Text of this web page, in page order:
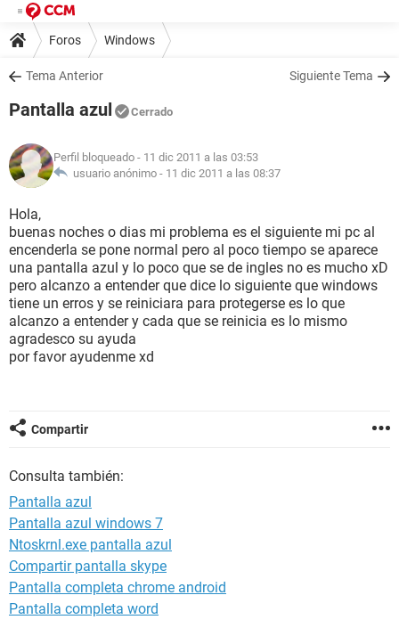
Foros Windows
Tema Anterior Siguiente Tema
Pantalla azul Cerrado
Perfil bloqueado - 11 dic 2011 a las 03:53
usuario anónimo - 11 dic 2011 a las 08:37
Hola,
buenas noches o dias mi problema es el siguiente mi pc al
encenderla se pone normal pero al poco tiempo se aparece
una pantalla azul y lo poco que se de ingles no es mucho xD
pero alcanzo a entender que dice lo siguiente que windows
tiene un erros y se reiniciara para protegerse es lo que
alcanzo a entender y cada que se reinicia es lo mismo
agradesco su ayuda
por favor ayudenme xd
Compartir
Consulta también:
Pantalla azul
Pantalla azul windows 7
Ntoskrnl.exe pantalla azul
Compartir pantalla skype
Pantalla completa chrome android
Pantalla completa word